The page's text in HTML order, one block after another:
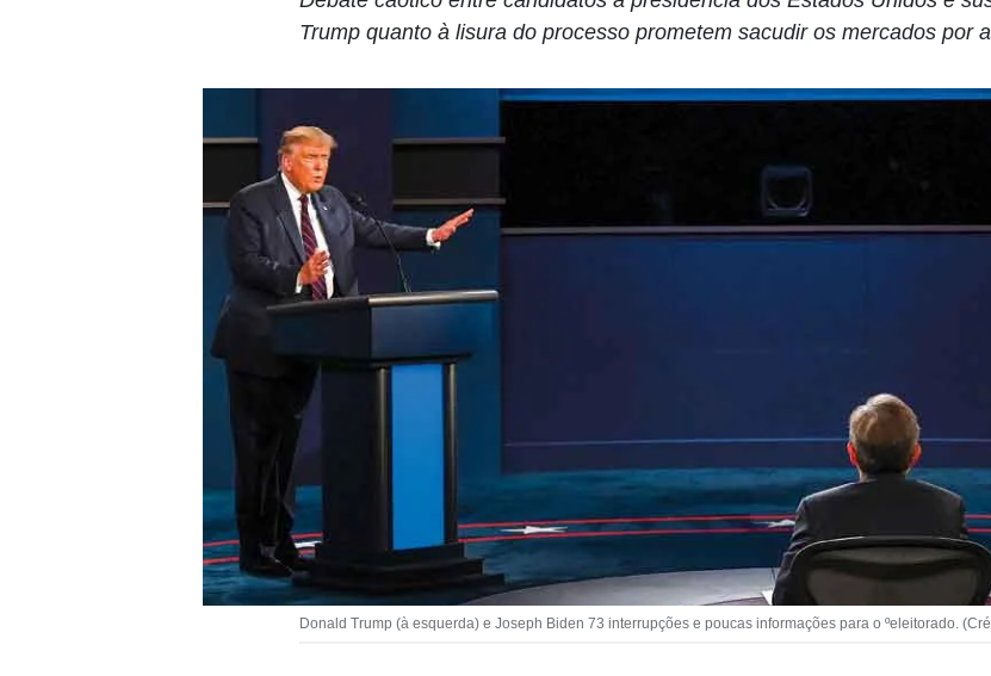
Trump quanto à lisura do processo prometem sacudir os mercados por
Donald Trump (à esquerda) e Joseph Biden 73 interrupções e poucas informações para o ºeleitorado.